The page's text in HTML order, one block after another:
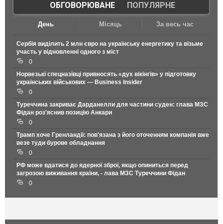
ОБГОВОРЮВАНЕ| ПОПУЛЯРНЕ
День Місяць За весь час
Сербія виділить 2 млн євро на українську енергетику та візьме
участь у відновленні одного з міст
0
Норвезькі спецназівці привносять «дух вікінгів» у підготовку
українських військових — Business Insider
0
Туреччина закриває Дарданелли для частини суден: глава МЗС
Фідан роз'яснив позицію Анкари
0
Трамп хоче Гренландії: пов'язана з його оточенням компанія вже
везе туди бурове обладнання
0
РФ може вдатися до ядерної зброї, якщо опиниться перед
загрозою виживання країни, - лава МЗС Туреччини Фідан
0